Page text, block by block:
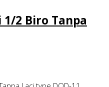
2 Biro Tanpa